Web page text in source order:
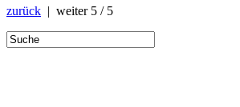
zurück | weiter 5 / 5